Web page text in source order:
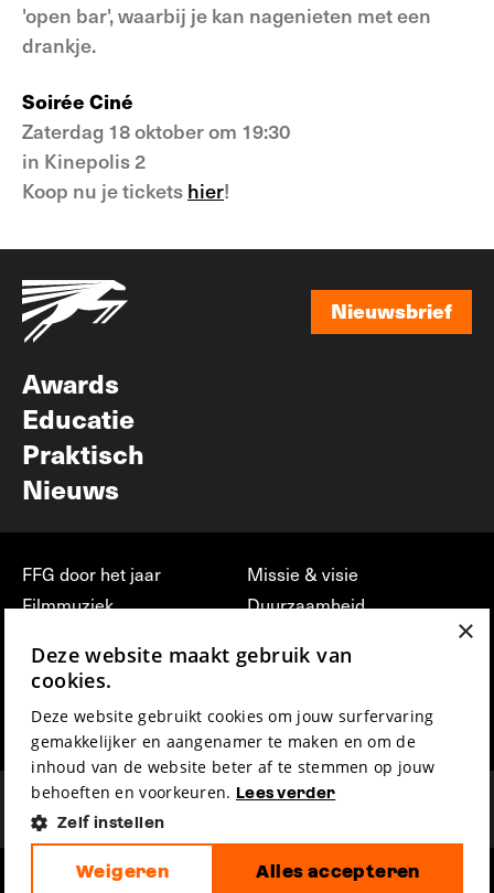
'open bar', waarbij je kan nagenieten met een
drankje.
Soirée Ciné
Zaterdag 18 oktober om 19:30
in Kinepolis 2
Koop nu je tickets hier!
Nieuwsbrief
Awards
Educatie
Praktisch
Nieuws
FFG door het jaar
Filmmuziek
Press & Industry
Film Fest Friends
Missie & visie
Duurzaamheid
vrijwilligerswerk bij FFG
Privacy & Disclaimer
×
Deze website maakt gebruik van
cookies.
Deze website gebruikt cookies om jouw surfervaring
gemakkelijker en aangenamer te maken en om de
inhoud van de website beter af te stemmen op jouw
behoeften en voorkeuren. Lees verder
Zelf instellen
Alles accepteren
Weigeren